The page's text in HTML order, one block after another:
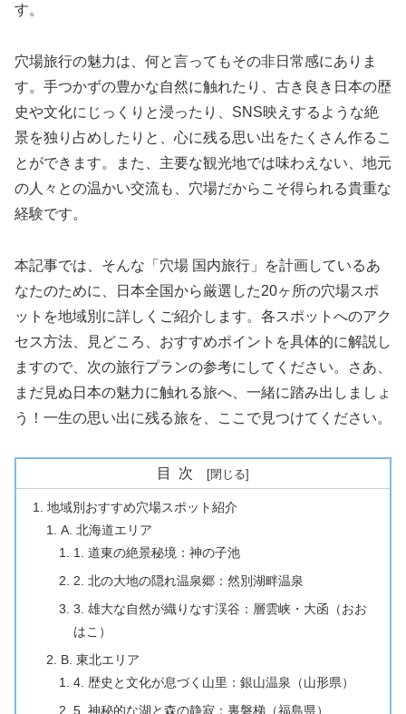
す。
穴場旅行の魅力は、何と言ってもその非日常感にありま
す。手つかずの豊かな自然に触れたり、古き良き日本の歴
史や文化にじっくりと浸ったり、SNS映えするような絶
景を独り占めしたりと、心に残る思い出をたくさん作るこ
とができます。また、主要な観光地では味わえない、地元
の人々との温かい交流も、穴場だからこそ得られる貴重な
経験です。
本記事では、そんな「穴場 国内旅行」を計画しているあ
なたのために、日本全国から厳選した20ヶ所の穴場スポ
ットを地域別に詳しくご紹介します。各スポットへのアク
セス方法、見どころ、おすすめポイントを具体的に解説し
ますので、次の旅行プランの参考にしてください。さあ、
まだ見ぬ日本の魅力に触れる旅へ、一緒に踏み出しましょ
う！一生の思い出に残る旅を、ここで見つけてください。
目次
地域別おすすめ穴場スポット紹介
A. 北海道エリア
1. 道東の絶景秘境：神の子池
2. 北の大地の隠れ温泉郷：然別湖畔温泉
3. 雄大な自然が織りなす渓谷：層雲峡・大函（おお
はこ）
B. 東北エリア
4. 歴史と文化が息づく山里：銀山温泉（山形県）
5. 神秘的な湖と森の静寂：裏磐梯（福島県）